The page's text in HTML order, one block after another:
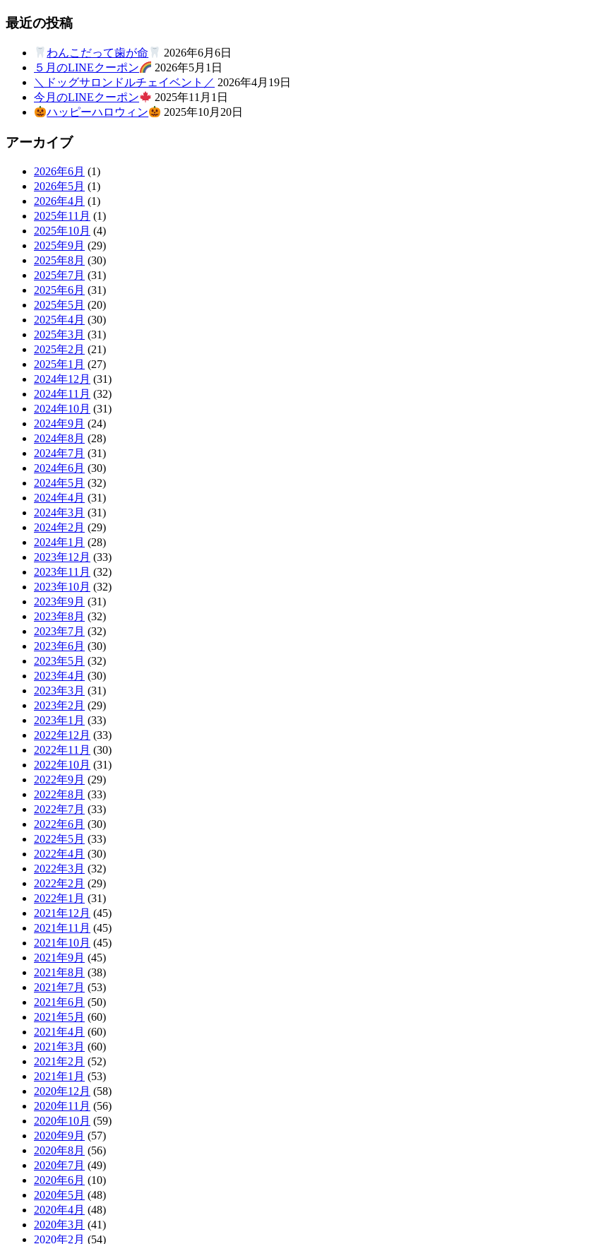
最近の投稿
わんこだって歯が命
2026年6月6日
５月のLINEクーポン
2026年5月1日
＼ドッグサロンドルチェイベント／ 2026年4月19日
今月のLINEクーポン
2025年11月1日
ハッピーハロウィン
2025年10月20日
アーカイブ
2026年6月 (1)
2026年5月 (1)
2026年4月 (1)
2025年11月 (1)
2025年10月 (4)
2025年9月 (29)
2025年8月 (30)
2025年7月 (31)
2025年6月 (31)
2025年5月 (20)
2025年4月 (30)
2025年3月 (31)
2025年2月 (21)
2025年1月 (27)
2024年12月 (31)
2024年11月 (32)
2024年10月 (31)
2024年9月 (24)
2024年8月 (28)
2024年7月 (31)
2024年6月 (30)
2024年5月 (32)
2024年4月 (31)
2024年3月 (31)
2024年2月 (29)
2024年1月 (28)
2023年12月 (33)
2023年11月 (32)
2023年10月 (32)
2023年9月 (31)
2023年8月 (32)
2023年7月 (32)
2023年6月 (30)
2023年5月 (32)
2023年4月 (30)
2023年3月 (31)
2023年2月 (29)
2023年1月 (33)
2022年12月 (33)
2022年11月 (30)
2022年10月 (31)
2022年9月 (29)
2022年8月 (33)
2022年7月 (33)
2022年6月 (30)
2022年5月 (33)
2022年4月 (30)
2022年3月 (32)
2022年2月 (29)
2022年1月 (31)
2021年12月 (45)
2021年11月 (45)
2021年10月 (45)
2021年9月 (45)
2021年8月 (38)
2021年7月 (53)
2021年6月 (50)
2021年5月 (60)
2021年4月 (60)
2021年3月 (60)
2021年2月 (52)
2021年1月 (53)
2020年12月 (58)
2020年11月 (56)
2020年10月 (59)
2020年9月 (57)
2020年8月 (56)
2020年7月 (49)
2020年6月 (10)
2020年5月 (48)
2020年4月 (48)
2020年3月 (41)
2020年2月 (54)